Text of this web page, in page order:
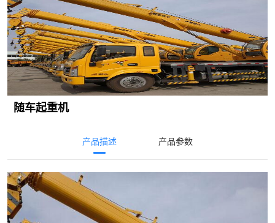
随车起重机
产品描述 产品参数